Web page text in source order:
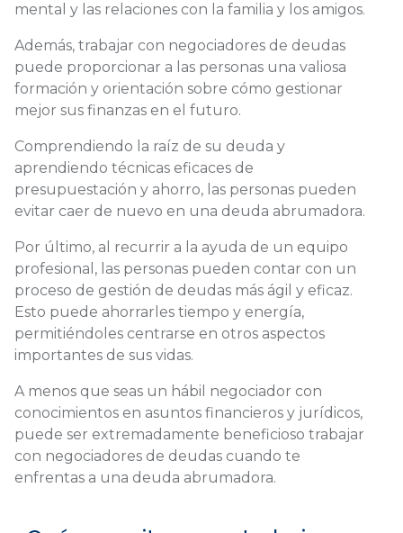
mental y las relaciones con la familia y los amigos.
Además, trabajar con negociadores de deudas
puede proporcionar a las personas una valiosa
formación y orientación sobre cómo gestionar
mejor sus finanzas en el futuro.
Comprendiendo la raíz de su deuda y
aprendiendo técnicas eficaces de
presupuestación y ahorro, las personas pueden
evitar caer de nuevo en una deuda abrumadora.
Por último, al recurrir a la ayuda de un equipo
profesional, las personas pueden contar con un
proceso de gestión de deudas más ágil y eficaz.
Esto puede ahorrarles tiempo y energía,
permitiéndoles centrarse en otros aspectos
importantes de sus vidas.
A menos que seas un hábil negociador con
conocimientos en asuntos financieros y jurídicos,
puede ser extremadamente beneficioso trabajar
con negociadores de deudas cuando te
enfrentas a una deuda abrumadora.